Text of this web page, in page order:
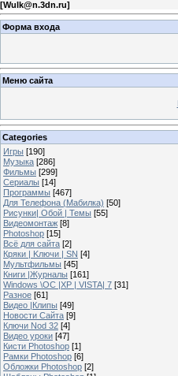
[Wulk@n.3dn.ru]
Форма входа
Меню сайта
Categories
Игры [190]
Музыка [286]
Фильмы [299]
Сериалы [14]
Программы [467]
Для Телефона (Мабилка) [50]
Рисунки| Обой | Темы [55]
Видеомонтаж [8]
Photoshop [15]
Всё для сайта [2]
Кряки | Kлючи | SN [4]
Мультфильмы [45]
Книги |Журналы [161]
Windows \OC |XP | VISTA| 7 [31]
Разное [61]
Видео |Клипы [49]
Новости Сайта [9]
Ключи Nod 32 [4]
Видео уроки [47]
Кисти Photoshop [1]
Рамки Photoshop [6]
Обложки Photoshop [2]